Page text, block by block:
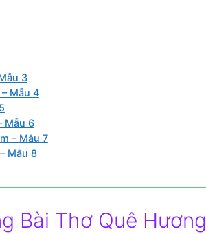
3
Mẫu 4
Mẫu 6
– Mẫu 7
Mẫu 8
Bài Thơ Quê Hương